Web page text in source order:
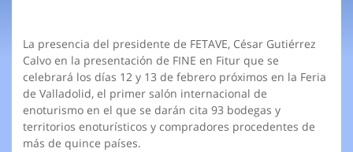
La presencia del presidente de FETAVE, César Gutiérrez
Calvo en la presentación de FINE en Fitur que se
celebrará los días 12 y 13 de febrero próximos en la Feria
de Valladolid, el primer salón internacional de
enoturismo en el que se darán cita 93 bodegas y
territorios enoturísticos y compradores procedentes de
más de quince países.